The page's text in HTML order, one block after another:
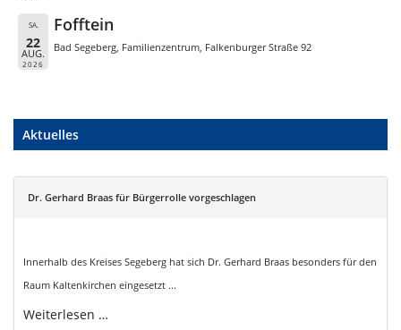
SA.
22
AUG.
2026
Fofftein
Bad Segeberg, Familienzentrum, Falkenburger Straße 92
Aktuelles
Dr. Gerhard Braas für Bürgerrolle vorgeschlagen
Innerhalb des Kreises Segeberg hat sich Dr. Gerhard Braas besonders für den
Raum Kaltenkirchen eingesetzt ...
Weiterlesen …